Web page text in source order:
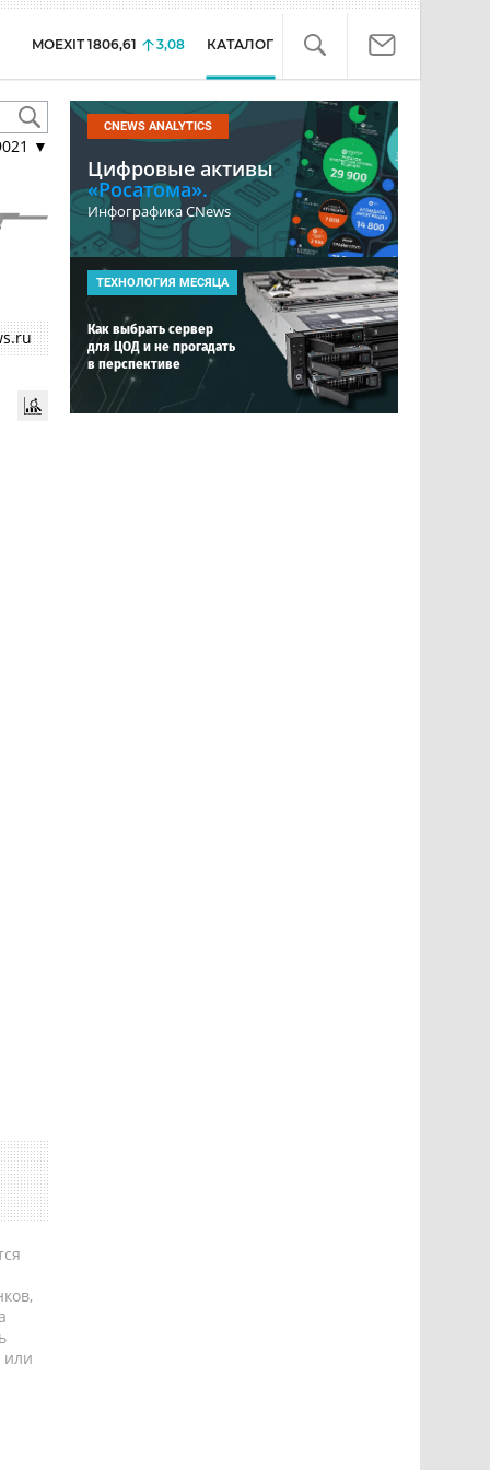
MOEXIT 1806,61 3,08 КАТАЛОГ
▼
или
CNEWS ANALYTICS
Цифровые активы
«Росатома».
Инфографика CNews
ТЕХНОЛОГИЯ МЕСЯЦА
Как выбрать сервер
для ЦОД и не прогадать
в перспективе